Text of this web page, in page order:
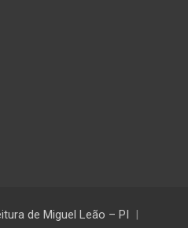
de Miguel Leão – PI